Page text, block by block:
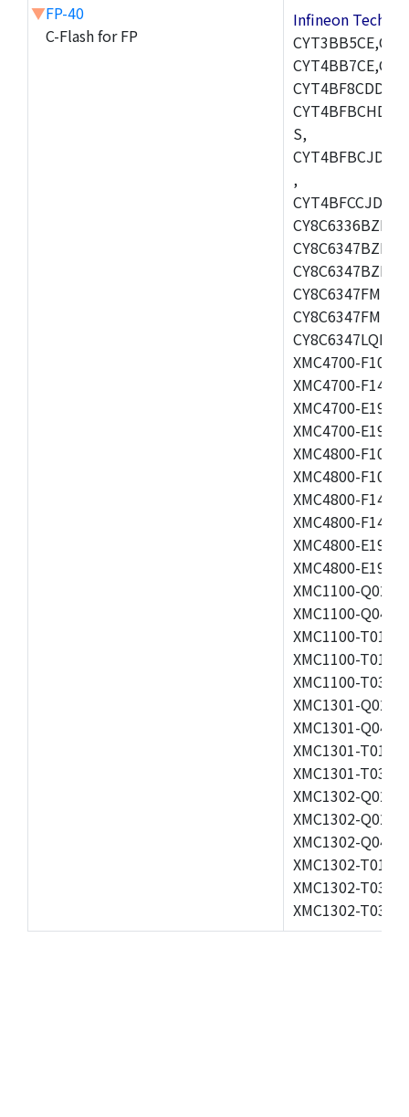
▼FP-40
C-Flash for FP
Infineon
S,
,
CY8C6336BZI-
CY8C6347BZI-
CY8C6347BZI-
CY8C6347FMI-
CY8C6347FMI-
CY8C6347LQI-
XMC4700-
XMC4700-
XMC4700-
XMC4700-
XMC4800-
XMC4800-
XMC4800-
XMC4800-
XMC4800-
XMC4800-
XMC1100-
XMC1100-
XMC1100-
XMC1100-
XMC1100-
XMC1301-
XMC1301-
XMC1301-
XMC1301-
XMC1302-
XMC1302-
XMC1302-
XMC1302-
XMC1302-
XMC1302-